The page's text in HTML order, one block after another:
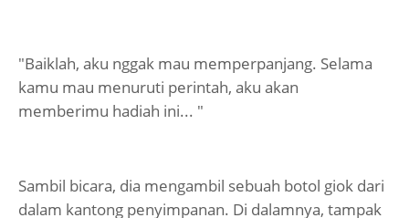
"Baiklah, aku nggak mau memperpanjang. Selama
kamu mau menuruti perintah, aku akan
memberimu hadiah ini... "
Sambil bicara, dia mengambil sebuah botol giok dari
dalam kantong penyimpanan. Di dalamnya, tampak